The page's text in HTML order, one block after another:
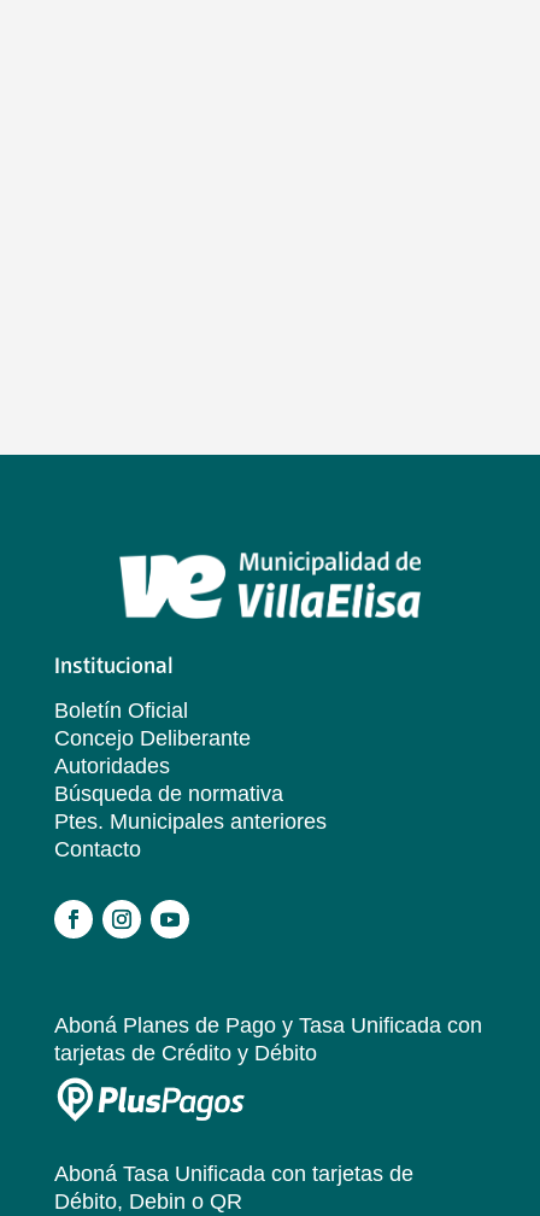
Institucional
Boletín Oficial
Concejo Deliberante
Autoridades
Búsqueda de normativa
Ptes. Municipales anteriores
Contacto
Aboná Planes de Pago y Tasa Unificadacon
tarjetas de Crédito y Débito
Aboná Tasa Unificadacon tarjetas de
Débito, Debin o QR